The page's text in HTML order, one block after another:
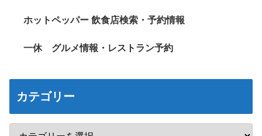
ホットペッパー 飲食店検索・予約情報
一休 グルメ情報・レストラン予約
カテゴリー